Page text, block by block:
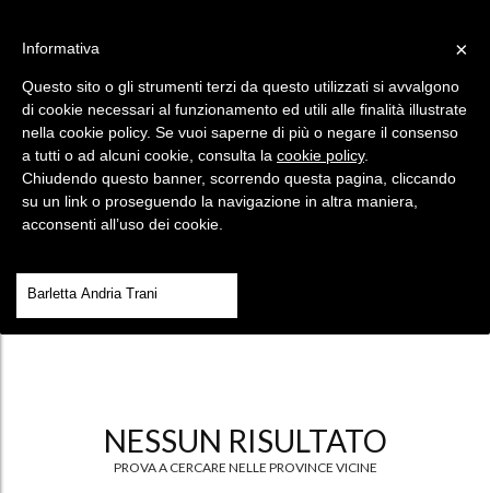
Menù
HAI UN CODICE? SEI UN ARTISTA?
NESSUN RISULTATO
PROVA A CERCARE NELLE PROVINCE VICINE
×
Informativa
Questo sito o gli strumenti terzi da questo utilizzati si avvalgono
di cookie necessari al funzionamento ed utili alle finalità illustrate
nella cookie policy. Se vuoi saperne di più o negare il consenso
a tutti o ad alcuni cookie, consulta la cookie policy.
Chiudendo questo banner, scorrendo questa pagina, cliccando
su un link o proseguendo la navigazione in altra maniera,
acconsenti all’uso dei cookie.